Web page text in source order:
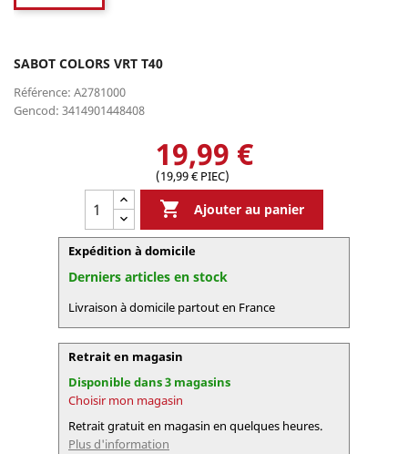
SABOT COLORS VRT T40
Référence: A2781000
Gencod: 3414901448408
19,99 €
(19,99 € PIEC)
 Ajouter au panier
Expédition à domicile
Derniers articles en stock
Livraison à domicile partout en France
Retrait en magasin
Disponible dans 3 magasins
Choisir mon magasin
Retrait gratuit en magasin en quelques heures.
Plus d'information